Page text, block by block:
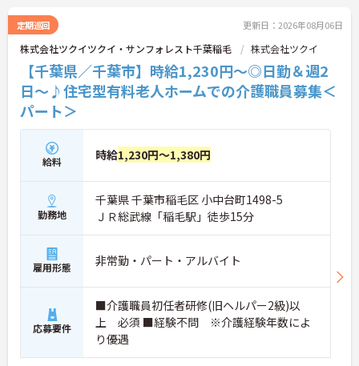
があるので、焦らず着実に成長していける環境で
す。
定期巡回 更新日：2026年08月06日
株式会社ツクイツクイ・サンフォレスト千葉稲毛 株式会社ツクイ
【千葉県／千葉市】時給1,230円～◎日勤＆週2
日～♪住宅型有料老人ホームでの介護職員募集＜
パート＞
給料 時給1,230円～1,380円
勤務地
千葉県 千葉市稲毛区 小中台町1498-5
ＪＲ総武線「稲毛駅」徒歩15分
雇用形態 非常勤・パート・アルバイト
応募要件
■介護職員初任者研修(旧ヘルパー2級)以
上 必須 ■経験不問 ※介護経験年数によ
り優遇